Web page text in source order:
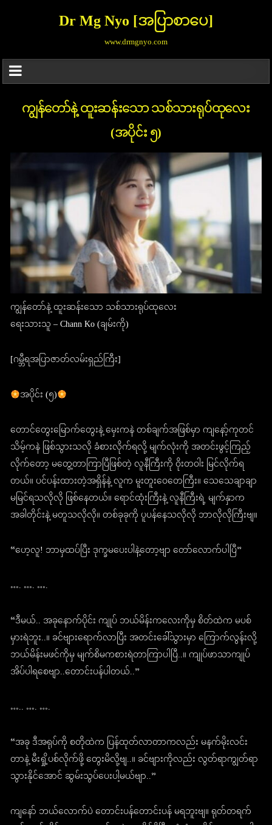
Dr Mg Nyo [အပြာစာပေ]
www.drmgnyo.com
ကျွန်တော်နဲ့ ထူးဆန်းသော သစ်သားရုပ်ထုလေး
(အပိုင်း ၅)
ကျွန်တော်နဲ့ ထူးဆန်းသော သစ်သားရုပ်ထုလေး
ရေးသားသူ – Chann Ko (ချမ်းကို)
[ဂမ္ဘီရအပြာဇာတ်လမ်းရှည်ကြီး]
အပိုင်း (၅)
တောင်တွေးမြောက်တွေးနဲ့ မှေးကနဲ တစ်ချက်အဖြစ်မှာ ကျနော့်ကုတင်
သိမ့်ကနဲ ဖြစ်သွားသလို ခံစားလိုက်ရလို့ မျက်လုံးကို အတင်းဖွင့်ကြည့်
လိုက်တော့ မတွေ့တာကြာပြီဖြစ်တဲ့ လူနီကြီးကို ဝိုးတဝါး မြင်လိုက်ရ
တယ်။ ပင်ပန်းထားတဲ့အရှိန်နဲ့ လူက မူးတူးဝေတေကြီး။ သေသေချာချာ
မမြင်ရသလိုလို ဖြစ်နေတယ်။ ရောင်ထုံးကြီးနဲ့ လူနီကြီးရဲ့ မျက်နှာက
အခါတိုင်းနဲ့ မတူသလိုလို။ တစ်ခုခုကို ပူပန်နေသလိုလို ဘာလိုလိုကြီးဗျ။
“ဟေ့လူ! ဘာမှထပ်ပြီး ဒုက္ခမပေးပါနဲ့တော့ဗျာ တော်လောက်ပါပြီ”
…. …. ….
“ဒီမယ်.. အခုနောက်ပိုင်း ကျုပ် ဘယ်မိန်းကလေးကိုမှ စိတ်ထဲက မပစ်
မှားရဲဘူး..။ ခင်ဗျားရောက်လာပြီး အတင်းခေါ်သွားမှာ ကြောက်လွန်းလို့
ဘယ်မိန်းမဖင်ကိုမှ မျက်စိမကစားရဲတာကြာပါပြီ..။ ကျုပ်ဖာသာကျုပ်
အိပ်ပါရစေဗျာ..တောင်းပန်ပါတယ်..”
….. …. ….
“အခု ဒီအရုပ်ကို စတိုထဲက ပြန်ထုတ်လာတာကလည်း မနက်မိုးလင်း
တာနဲ့ မီးရှို့ပစ်လိုက်ဖို့ တွေးမိလို့ဗျ..။ ခင်ဗျားကိုလည်း လွတ်ရာကျွတ်ရာ
သွားနိုင်အောင် ဆွမ်းသွပ်ပေးပါ့မယ်ဗျာ..”
ကျနော် ဘယ်လောက်ပဲ တောင်းပန်တောင်းပန် မရဘူးဗျ။ ရုတ်တရက်